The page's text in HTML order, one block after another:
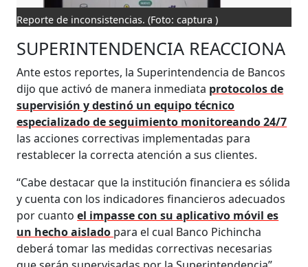
Reporte de inconsistencias.(Foto: captura )
SUPERINTENDENCIA REACCIONA
Ante estos reportes, la Superintendencia de Bancos
dijo que activó de manera inmediata protocolos de
supervisión y destinó un equipo técnico
especializado de seguimiento monitoreando 24/7
las acciones correctivas implementadas para
restablecer la correcta atención a sus clientes.
“Cabe destacar que la institución financiera es sólida
y cuenta con los indicadores financieros adecuados
por cuantoel impasse con su aplicativo móvil es
un hecho aislado para el cual Banco Pichincha
deberá tomar las medidas correctivas necesarias